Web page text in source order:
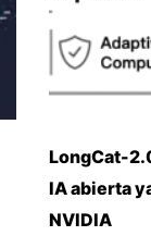
LongCat-
IA abierta
NVIDIA